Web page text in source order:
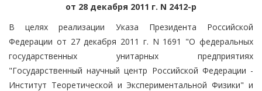
от 28 декабря 2011 г. N 2412-р
В целях реализации Указа Президента Российской
Федерации от 27 декабря 2011 г. N 1691 "О федеральных
государственных унитарных предприятиях
"Государственный научный центр Российской Федерации -
Институт Теоретической и Экспериментальной Физики" и